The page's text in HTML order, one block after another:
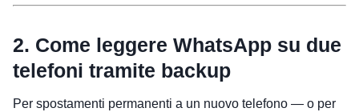
2. Come leggere WhatsApp su due
telefoni tramite backup
Per spostamenti permanenti a un nuovo telefono — o per